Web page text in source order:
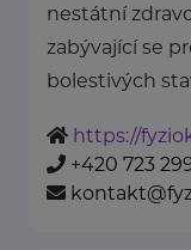
nestátní
zabývající se
bolestivých
https://
+420 723